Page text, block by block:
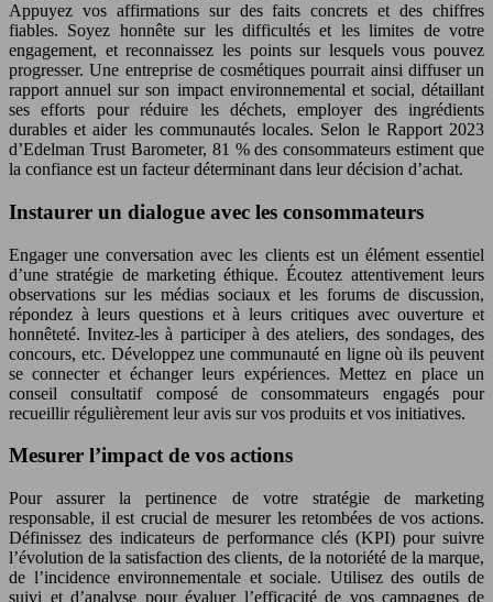
Appuyez vos affirmations sur des faits concrets et des chiffres
fiables. Soyez honnête sur les difficultés et les limites de votre
engagement, et reconnaissez les points sur lesquels vous pouvez
progresser. Une entreprise de cosmétiques pourrait ainsi diffuser un
rapport annuel sur son impact environnemental et social, détaillant
ses efforts pour réduire les déchets, employer des ingrédients
durables et aider les communautés locales. Selon le Rapport 2023
d’Edelman Trust Barometer, 81 % des consommateurs estiment que
la confiance est un facteur déterminant dans leur décision d’achat.
Instaurer un dialogue avec les consommateurs
Engager une conversation avec les clients est un élément essentiel
d’une stratégie de marketing éthique. Écoutez attentivement leurs
observations sur les médias sociaux et les forums de discussion,
répondez à leurs questions et à leurs critiques avec ouverture et
honnêteté. Invitez-les à participer à des ateliers, des sondages, des
concours, etc. Développez une communauté en ligne où ils peuvent
se connecter et échanger leurs expériences. Mettez en place un
conseil consultatif composé de consommateurs engagés pour
recueillir régulièrement leur avis sur vos produits et vos initiatives.
Mesurer l’impact de vos actions
Pour assurer la pertinence de votre stratégie de marketing
responsable, il est crucial de mesurer les retombées de vos actions.
Définissez des indicateurs de performance clés (KPI) pour suivre
l’évolution de la satisfaction des clients, de la notoriété de la marque,
de l’incidence environnementale et sociale. Utilisez des outils de
suivi et d’analyse pour évaluer l’efficacité de vos campagnes de